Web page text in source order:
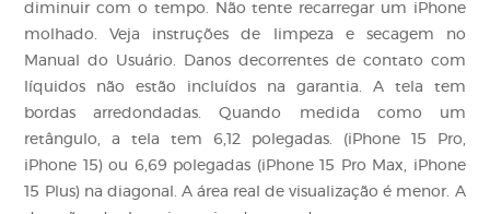
diminuir com o tempo. Não tente recarregar um iPhone
molhado. Veja instruções de limpeza e secagem no
Manual do Usuário. Danos decorrentes de contato com
líquidos não estão incluídos na garantia. A tela tem
bordas arredondadas. Quando medida como um
retângulo, a tela tem 6,12 polegadas. (iPhone 15 Pro,
iPhone 15) ou 6,69 polegadas (iPhone 15 Pro Max, iPhone
15 Plus) na diagonal. A área real de visualização é menor. A